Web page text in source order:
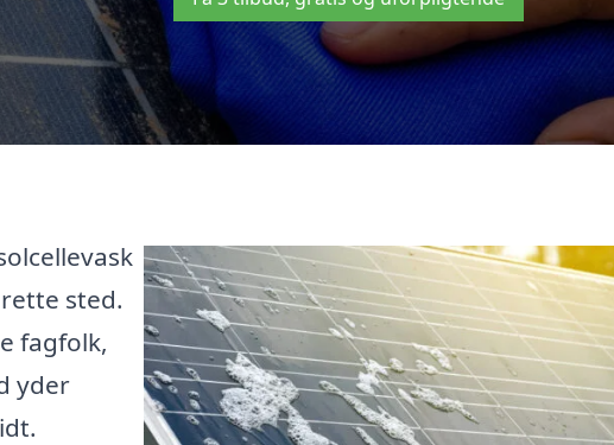
sted.
fagfolk,
yder